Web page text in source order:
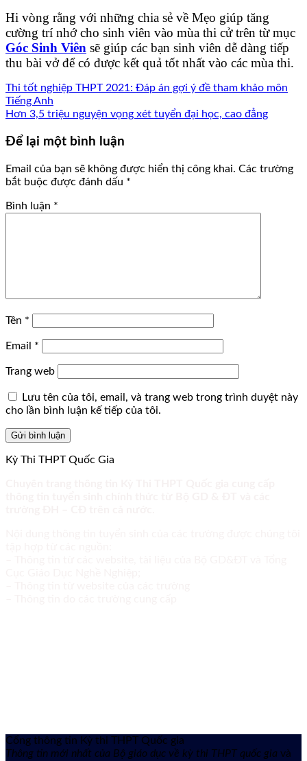
Hi vòng rằng với những chia sẻ về Mẹo giúp tăng
cường trí nhớ cho sinh viên vào mùa thi cử trên từ mục
Góc Sinh Viên sẽ giúp các bạn sinh viên dễ dàng tiếp
thu bài vở để có được kết quả tốt nhất vào các mùa thi.
Thi tốt nghiệp THPT 2021: Đáp án gợi ý đề tham khảo môn
Tiếng Anh
Hơn 3,5 triệu nguyện vọng xét tuyển đại học, cao đẳng
Để lại một bình luận
Email của bạn sẽ không được hiển thị công khai. Các trường
bắt buộc được đánh dấu *
Bình luận *
Tên *
Email *
Trang web
Lưu tên của tôi, email, và trang web trong trình duyệt này
cho lần bình luận kế tiếp của tôi.
Kỳ Thi THPT Quốc Gia
Cổng thông tin Kỳ thi THPT Quốc gia
Thông tin mới nhất của Bộ giáo dục về kỳ thi THPT quốc gia và